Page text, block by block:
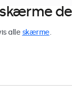
alle skærme.